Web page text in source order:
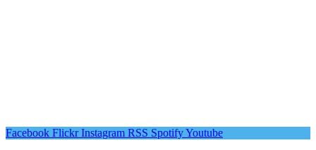
Facebook Flickr Instagram RSS SpotifyYoutube